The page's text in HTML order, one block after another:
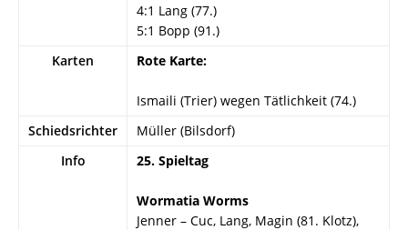
4:1 Lang (77.)
5:1 Bopp (91.)
Karten
Rote Karte:
Ismaili (Trier) wegen Tätlichkeit (74.)
Schiedsrichter
Müller (Bilsdorf)
Info
25. Spieltag
Wormatia Worms
Jenner – Cuc, Lang, Magin (81. Klotz),